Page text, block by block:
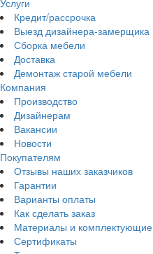
Услуги
Кредит/рассрочка
Выезд дизайнера-замерщика
Сборка мебели
Доставка
Демонтаж старой мебели
Компания
Производство
Дизайнерам
Вакансии
Новости
Покупателям
Отзывы наших заказчиков
Гарантии
Варианты оплаты
Как сделать заказ
Материалы и комплектующие
Сертификаты